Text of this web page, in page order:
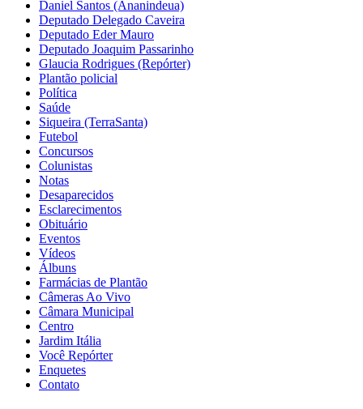
Daniel Santos (Ananindeua)
Deputado Delegado Caveira
Deputado Eder Mauro
Deputado Joaquim Passarinho
Glaucia Rodrigues (Repórter)
Plantão policial
Política
Saúde
Siqueira (TerraSanta)
Futebol
Concursos
Colunistas
Notas
Desaparecidos
Esclarecimentos
Obituário
Eventos
Vídeos
Álbuns
Farmácias de Plantão
Câmeras Ao Vivo
Câmara Municipal
Centro
Jardim Itália
Você Repórter
Enquetes
Contato